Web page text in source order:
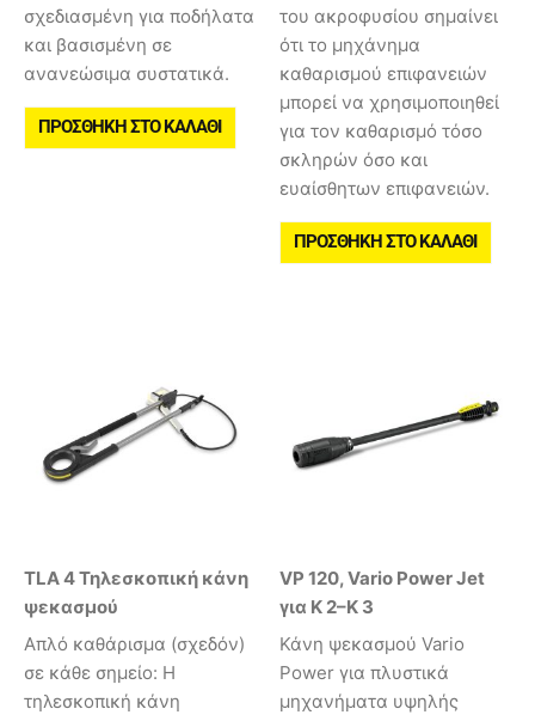
σχεδιασμένη για ποδήλατα
και βασισμένη σε
ανανεώσιμα συστατικά.
ΠΡΟΣΘΉΚΗ ΣΤΟ ΚΑΛΆΘΙ
του ακροφυσίου σημαίνει
ότι το μηχάνημα
καθαρισμού επιφανειών
μπορεί να χρησιμοποιηθεί
για τον καθαρισμό τόσο
σκληρών όσο και
ευαίσθητων επιφανειών.
ΠΡΟΣΘΉΚΗ ΣΤΟ ΚΑΛΆΘΙ
TLA 4 Τηλεσκοπική κάνη
ψεκασμού
Απλό καθάρισμα (σχεδόν)
σε κάθε σημείο: Η
τηλεσκοπική κάνη
VP 120, Vario Power Jet
για K 2–K 3
Κάνη ψεκασμού Vario
Power για πλυστικά
μηχανήματα υψηλής